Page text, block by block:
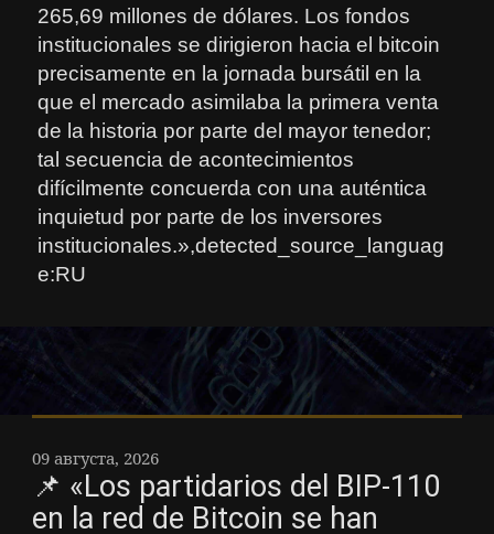
265,69 millones de dólares. Los fondos
institucionales se dirigieron hacia el bitcoin
precisamente en la jornada bursátil en la
que el mercado asimilaba la primera venta
de la historia por parte del mayor tenedor;
tal secuencia de acontecimientos
difícilmente concuerda con una auténtica
inquietud por parte de los inversores
institucionales.»,detected_source_languag
e:RU
09 августа, 2026
📌 «Los partidarios del BIP-110
en la red de Bitcoin se han